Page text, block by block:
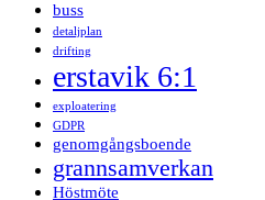
buss
detaljplan
drifting
erstavik 6:1
exploatering
GDPR
genomgångsboende
grannsamverkan
Höstmöte